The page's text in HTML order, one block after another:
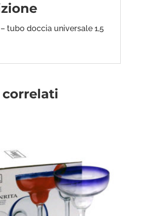
tubo doccia universale 1,5